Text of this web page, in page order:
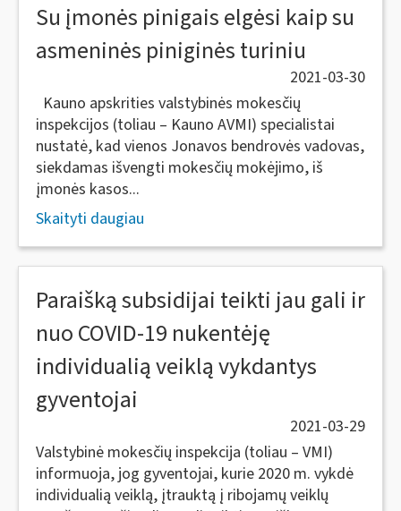
Su įmonės pinigais elgėsi kaip su
asmeninės piniginės turiniu
2021-03-30
Kauno apskrities valstybinės mokesčių
inspekcijos (toliau – Kauno AVMI) specialistai
nustatė, kad vienos Jonavos bendrovės vadovas,
siekdamas išvengti mokesčių mokėjimo, iš
įmonės kasos...
Skaityti daugiau
Paraišką subsidijai teikti jau gali ir
nuo COVID-19 nukentėję
individualią veiklą vykdantys
gyventojai
2021-03-29
Valstybinė mokesčių inspekcija (toliau – VMI)
informuoja, jog gyventojai, kurie 2020 m. vykdė
individualią veiklą, įtrauktą į ribojamų veiklų